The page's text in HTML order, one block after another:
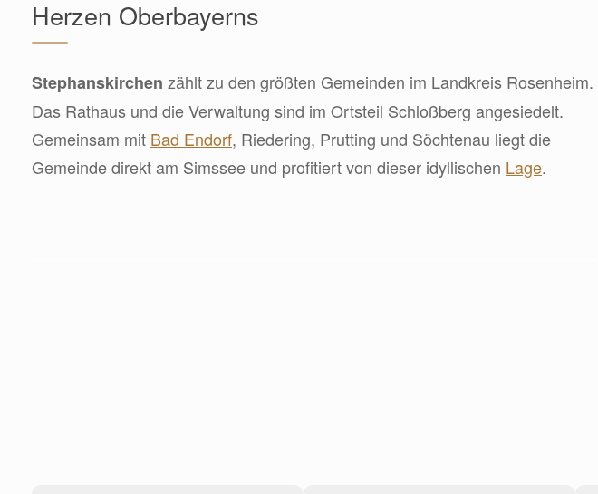
Herzen Oberbayerns
Stephanskirchen zählt zu den größten Gemeinden im Landkreis Rosenheim.
Das Rathaus und die Verwaltung sind im Ortsteil Schloßberg angesiedelt.
Gemeinsam mit Bad Endorf, Riedering, Prutting und Söchtenau liegt die
Gemeinde direkt am Simssee und profitiert von dieser idyllischen Lage.